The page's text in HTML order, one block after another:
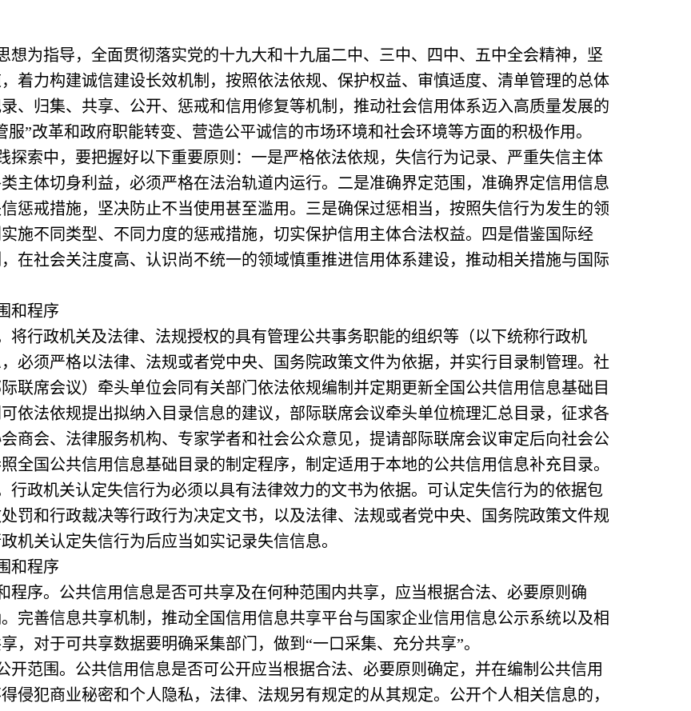
为指导，全面贯彻落实党的十九大和十九届二中、三中、四中、五中全会精神，坚
着力构建诚信建设长效机制，按照依法依规、保护权益、审慎适度、清单管理的总体
、归集、共享、公开、惩戒和信用修复等机制，推动社会信用体系迈入高质量发展的
”改革和政府职能转变、营造公平诚信的市场环境和社会环境等方面的积极作用。
索中，要把握好以下重要原则：一是严格依法依规，失信行为记录、严重失信主体
主体切身利益，必须严格在法治轨道内运行。二是准确界定范围，准确界定信用信息
惩戒措施，坚决防止不当使用甚至滥用。三是确保过惩相当，按照失信行为发生的领
施不同类型、不同力度的惩戒措施，切实保护信用主体合法权益。四是借鉴国际经
在社会关注度高、认识尚不统一的领域慎重推进信用体系建设，推动相关措施与国际
和程序
行政机关及法律、法规授权的具有管理公共事务职能的组织等（以下统称行政机
必须严格以法律、法规或者党中央、国务院政策文件为依据，并实行目录制管理。社
联席会议）牵头单位会同有关部门依法依规编制并定期更新全国公共信用信息基础目
依法依规提出拟纳入目录信息的建议，部际联席会议牵头单位梳理汇总目录，征求各
商会、法律服务机构、专家学者和社会公众意见，提请部际联席会议审定后向社会公
全国公共信用信息基础目录的制定程序，制定适用于本地的公共信用信息补充目录。
政机关认定失信行为必须以具有法律效力的文书为依据。可认定失信行为的依据包
罚和行政裁决等行政行为决定文书，以及法律、法规或者党中央、国务院政策文件规
机关认定失信行为后应当如实记录失信信息。
和程序
序。公共信用信息是否可共享及在何种范围内共享，应当根据合法、必要原则确
完善信息共享机制，推动全国信用信息共享平台与国家企业信用信息公示系统以及相
，对于可共享数据要明确采集部门，做到“一口采集、充分共享”。
范围。公共信用信息是否可公开应当根据合法、必要原则确定，并在编制公共信用
侵犯商业秘密和个人隐私，法律、法规另有规定的从其规定。公开个人相关信息的，